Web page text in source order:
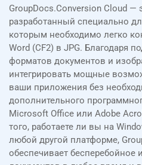
GroupDocs.Conversion Cloud —
разработанный специально
которым необходимо легко
Word (CF2) в JPG. Благодаря
форматов документов и
интегрировать мощные
ваши приложения без
дополнительного
Microsoft Office или Adobe
того, работаете ли вы на
любой другой платформе,
обеспечивает бесперебойное